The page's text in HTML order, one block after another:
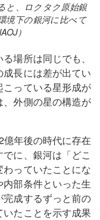
と、ロクタク原始銀
境下の銀河に比べて
）
場所は同じでも、
長には差が出てい
っている星形成が
外側の星の構造が
億年後の時代に存在
に、銀河は「どこ
っていたことにな
部条件といった生
完成するずっと前の
たことを示す成果